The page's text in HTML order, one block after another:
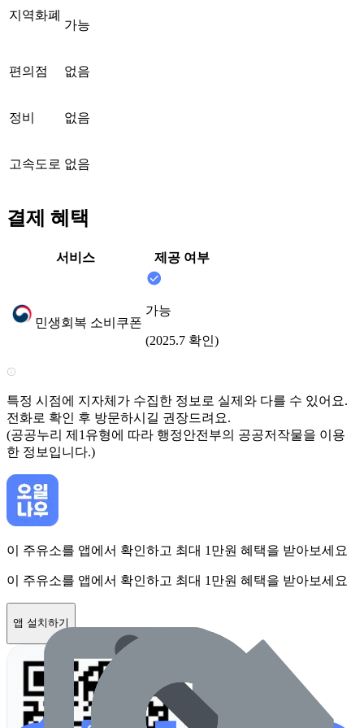
지역화폐
가능
편의점 없음
정비 없음
고속도로 없음
결제 혜택
서비스 제공 여부
민생회복 소비쿠폰
가능
(2025.7 확인)
특정 시점에 지자체가 수집한 정보로 실제와 다를 수 있어요.
전화로 확인 후 방문하시길 권장드려요.
(공공누리 제1유형에 따라 행정안전부의 공공저작물을 이용
한 정보입니다.)
이 주유소를 앱에서 확인하고 최대 1만원 혜택을 받아보세요
이 주유소를 앱에서 확인하고 최대 1만원 혜택을 받아보세요
앱 설치하기